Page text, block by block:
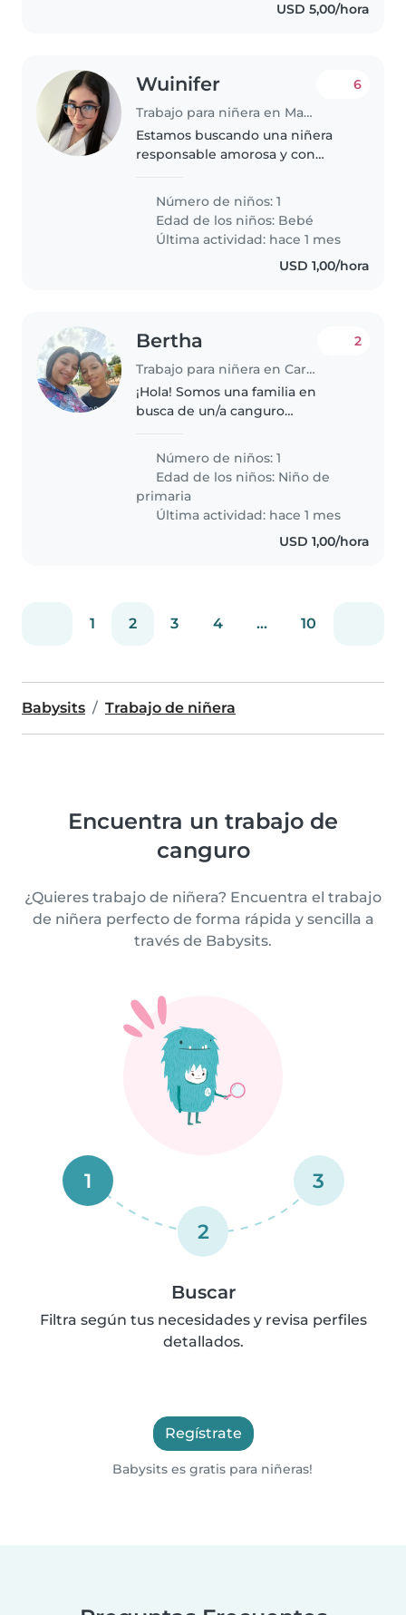
USD 5,00/hora
Wuinifer
Trabajo para niñera en Maracay
6
Estamos buscando una niñera
responsable amorosa y con
mi bebé los pagos serian
ajustados al hablar con la niñera
Número de niños: 1
Edad de los niños: Bebé
Última actividad: hace 1 mes
USD 1,00/hora
Bertha
Trabajo para niñera en Caroní (Estado Bolívar)
2
¡Hola! Somos una familia en
busca de un/a canguro
cuidar a nuestro hijo de primaria.
Es un niño amigable, inteligente
e independiente. Nos
encantaría..
Número de niños: 1
Edad de los niños: Niño de
primaria
Última actividad: hace 1 mes
USD 1,00/hora
1 2 3 4 ... 10
Babysits Trabajo de niñera
Encuentra un trabajo de
canguro
¿Quieres trabajo de niñera? Encuentra el trabajo
de niñera perfecto de forma rápida y sencilla a
través de Babysits.
1
2
3
Buscar
Filtra según tus necesidades y revisa perfiles
detallados.
Regístrate
Babysits es gratis para niñeras!